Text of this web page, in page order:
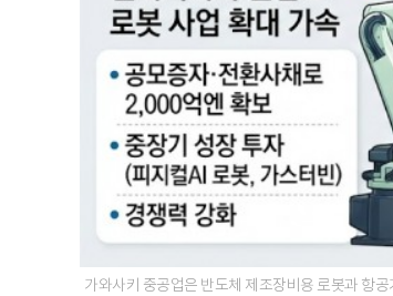
가와사키 중공업은 반도체 제조장비용 로봇과 항